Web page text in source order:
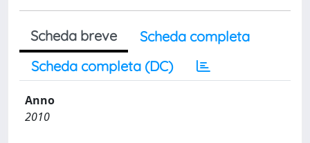
Scheda breve
Scheda completa
Scheda completa (DC)
Anno
2010